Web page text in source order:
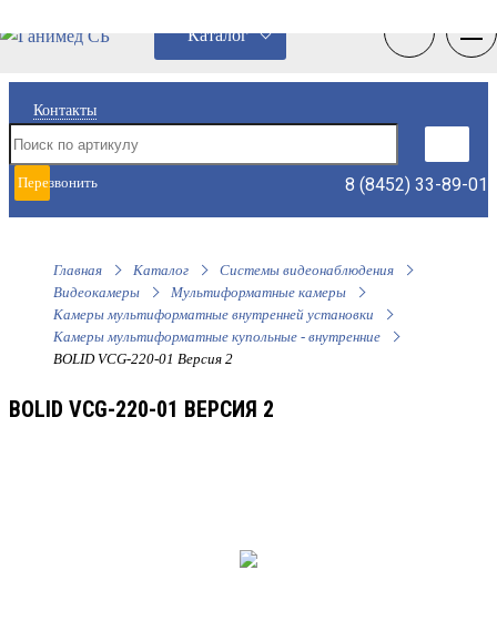
Контакты
Перезвонить
мне
8 (8452) 33-89-01
Каталог
Главная Каталог
Системы видеонаблюдения
Видеокамеры
Мультиформатные камеры
Камеры мультиформатные внутренней установки
Камеры мультиформатные купольные - внутренние
BOLID VCG-220-01 Версия 2
BOLID VCG-220-01 ВЕРСИЯ 2